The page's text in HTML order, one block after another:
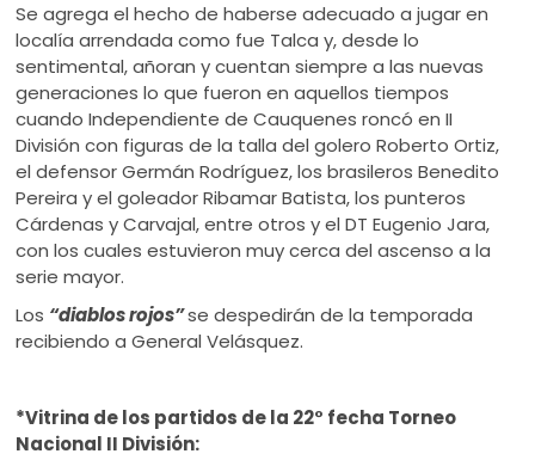
Se agrega el hecho de haberse adecuado a jugar en
localía arrendada como fue Talca y, desde lo
sentimental, añoran y cuentan siempre a las nuevas
generaciones lo que fueron en aquellos tiempos
cuando Independiente de Cauquenes roncó en II
División con figuras de la talla del golero Roberto Ortiz,
el defensor Germán Rodríguez, los brasileros Benedito
Pereira y el goleador Ribamar Batista, los punteros
Cárdenas y Carvajal, entre otros y el DT Eugenio Jara,
con los cuales estuvieron muy cerca del ascenso a la
serie mayor.
Los “diablos rojos”se despedirán de la temporada
recibiendo a General Velásquez.
*Vitrina de los partidos de la 22° fecha Torneo
Nacional II División: